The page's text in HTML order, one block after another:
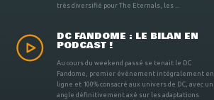
très diversifié pour The Eternals, les ...
DC FANDOME : LE BILAN EN
PODCAST !
Au cours du weekend passé se tenait le DC
Fandome, premier évènement intégralement en
ligne et 100% consacré aux univers de DC, avec un
angle définitivement axé sur les adaptations